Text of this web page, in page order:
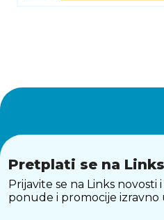
Pretplati se na
Prijavite se na Links novosti
ponude i promocije izravno